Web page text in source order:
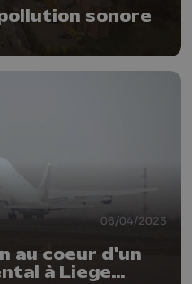
sonore
06/04/2023
au coeur d'un
à Liege